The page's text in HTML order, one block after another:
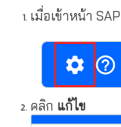
เมื่อเข้าหน้า
คลิก แก้ไข